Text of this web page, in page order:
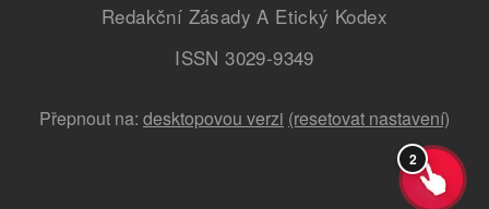
Redakční Zásady A Etický Kodex
ISSN 3029-9349
Přepnout na: desktopovou verzi (resetovat nastavení)
2